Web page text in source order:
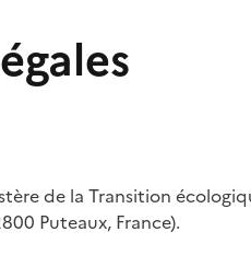
de la Transition
Puteaux, France).